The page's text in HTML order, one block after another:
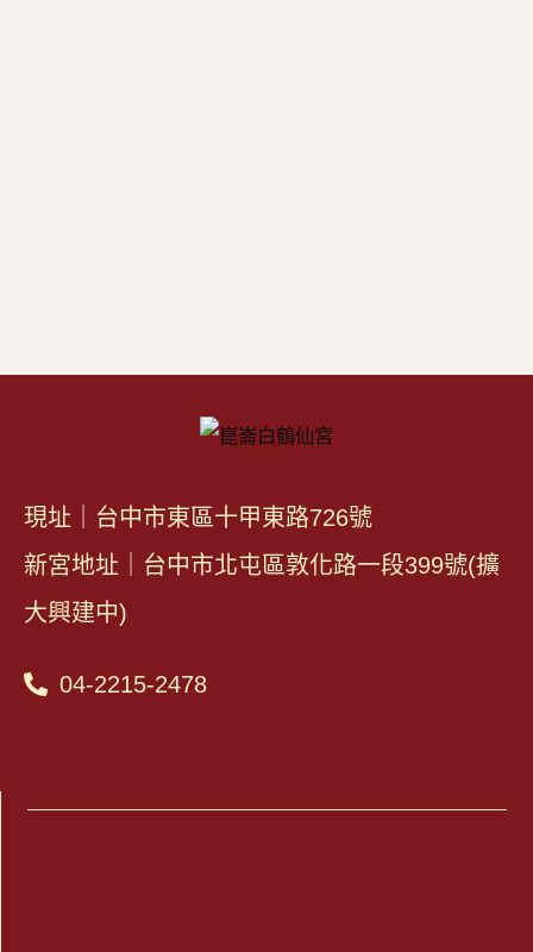
現址｜台中市東區十甲東路726號
新宮地址｜台中市北屯區敦化路一段399號(擴
大興建中)
04-2215-2478